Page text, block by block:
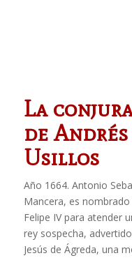
La
de
Usillos
Año 1664. Antonio
Mancera, es
Felipe IV para atender
rey sospecha,
Jesús de Ágreda, una